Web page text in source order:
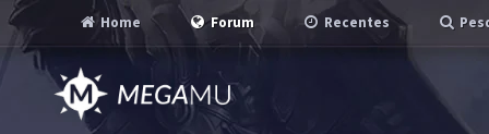
Home Forum Recentes